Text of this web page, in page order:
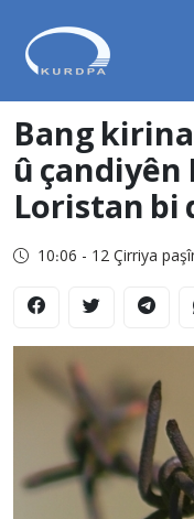
Bang
û çandiyên
Loristan bi
10:06 - 12 Çirriya